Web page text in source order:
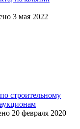
3 мая 2022
строительному
20 февраля 2020